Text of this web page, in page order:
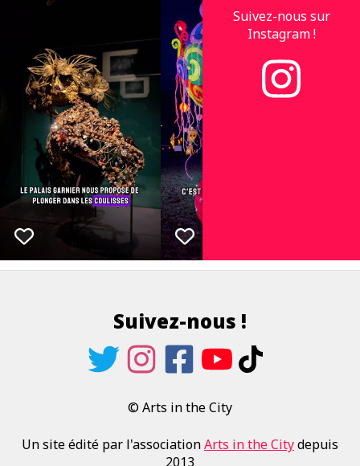
Suivez-nous sur
Instagram !
Suivez-nous !
© Arts in the City
Un site édité par l'associationArts in the Citydepuis
2013